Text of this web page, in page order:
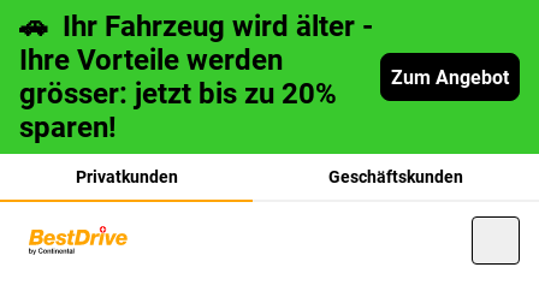
🚗 Ihr Fahrzeug wird älter -
Ihre Vorteile werden
grösser: jetzt bis zu 20%
sparen!
Zum Angebot
Privatkunden Geschäftskunden